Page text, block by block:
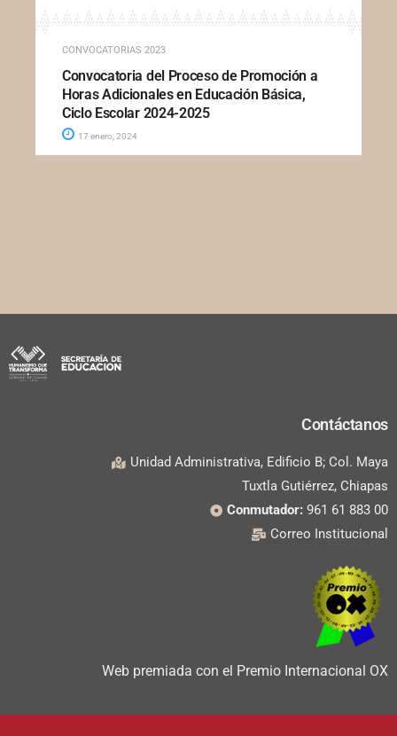
CONVOCATORIAS 2023
Convocatoria del Proceso de Promoción a
Horas Adicionales en Educación Básica,
Ciclo Escolar 2024-2025
17 enero, 2024
Contáctanos
Unidad Administrativa, Edificio B; Col. Maya
Tuxtla Gutiérrez, Chiapas
Conmutador: 961 61 883 00
Correo Institucional
Web premiada con el Premio Internacional OX